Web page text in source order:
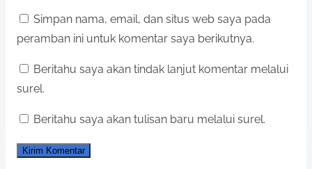
Simpan nama, email, dan situs web saya pada
peramban ini untuk komentar saya berikutnya.
Beritahu saya akan tindak lanjut komentar melalui
surel.
Beritahu saya akan tulisan baru melalui surel.